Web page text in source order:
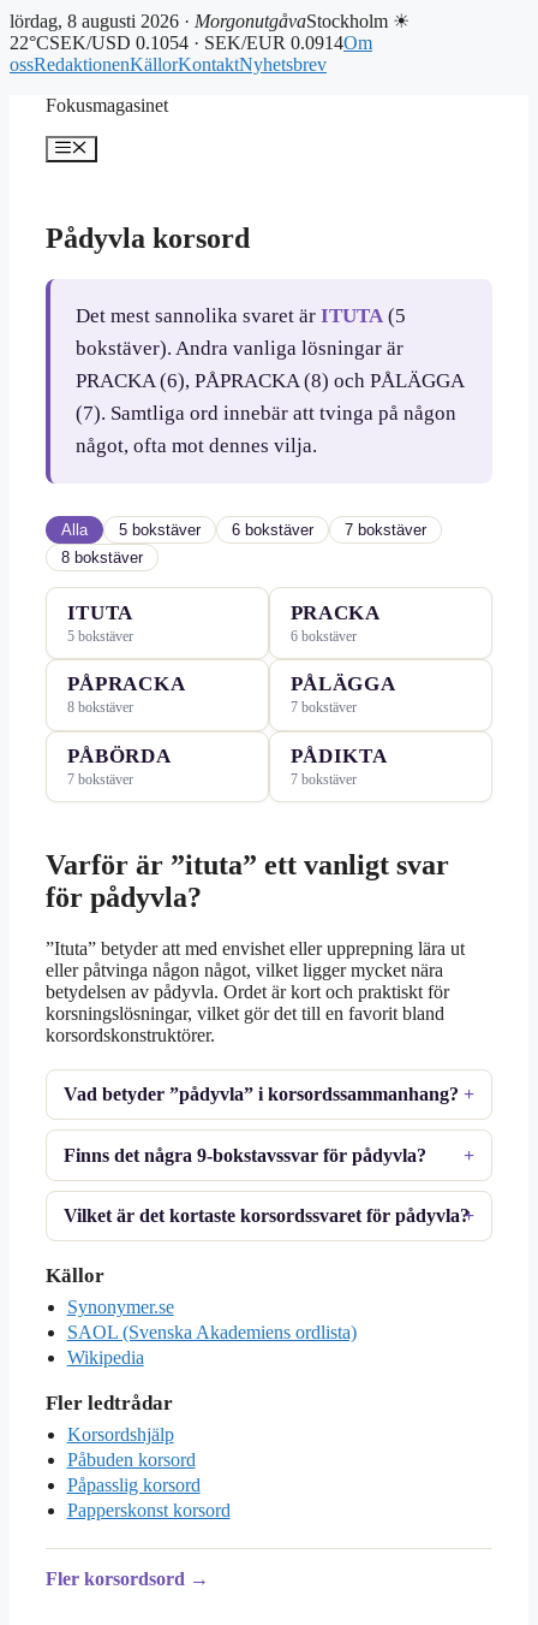
lördag, 8 augusti 2026 · MorgonutgåvaStockholm ☀
22°CSEK/USD 0.1054 · SEK/EUR 0.0914Om
ossRedaktionenKällorKontaktNyhetsbrev
Fokusmagasinet
Meny
Pådyvla korsord
Det mest sannolika svaret är ITUTA(5
bokstäver). Andra vanliga lösningar är
PRACKA (6), PÅPRACKA (8) och PÅLÄGGA
(7). Samtliga ord innebär att tvinga på någon
något, ofta mot dennes vilja.
Alla 5 bokstäver 6 bokstäver
7 bokstäver
8 bokstäver
ITUTA
5 bokstäver
PRACKA
6 bokstäver
PÅPRACKA
8 bokstäver
PÅLÄGGA
7 bokstäver
PÅBÖRDA
7 bokstäver
PÅDIKTA
7 bokstäver
Varför är ”ituta” ett vanligt svar
för pådyvla?
”Ituta” betyder att med envishet eller upprepning lära ut
eller påtvinga någon något, vilket ligger mycket nära
betydelsen av pådyvla. Ordet är kort och praktiskt för
korsningslösningar, vilket gör det till en favorit bland
korsordskonstruktörer.
Vad betyder ”pådyvla” i korsordssammanhang?
Finns det några 9-bokstavssvar för pådyvla?
Vilket är det kortaste korsordssvaret för pådyvla?
Källor
Synonymer.se
SAOL (Svenska Akademiens ordlista)
Wikipedia
Fler ledtrådar
Korsordshjälp
Påbuden korsord
Påpasslig korsord
Papperskonst korsord
Fler korsordsord →